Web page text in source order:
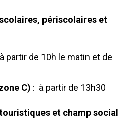
périscolaires et
partir de 10h le matin et de
C) : à partir de 13h30
et champ social